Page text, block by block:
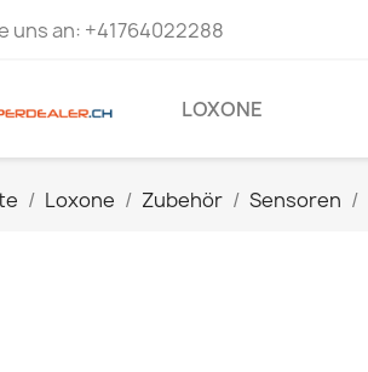
uns an: +41764022288
LOXONE
Loxone Zubehör Sensoren